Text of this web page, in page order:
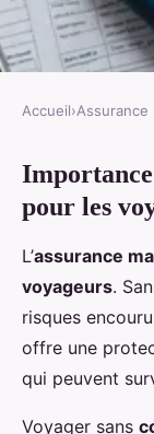
Lyana•14 février
Accueil›Assurance
Importance
pour les
L’assurance
voyageurs.
risques
offre une
qui peuvent
Voyager sans